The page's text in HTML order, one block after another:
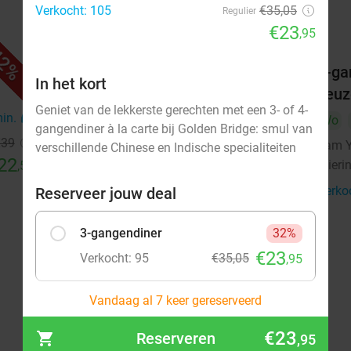
directions_car
,50
High Bubbles voor 2 bij Fletcher
Hotels
Fletcher Hotels
Verkocht: 785
€32,50
3-
Wo
Verkocht: 105
Regulier €35,05
€23,95
In het kort
Geniet van de lekkerste gerechten met een 3- of 4-
gangendiner à la carte bij Golden Bridge: smul van
verschillende Chinese en Indische specialiteiten
Reserveer jouw deal
3-gangendiner
32%
Verkocht: 95
€35,05 €23,95
4-gangendiner
36%
Verkocht: 10
€41,40 €26,50
Vandaag al 7 keer gereserveerd
Reserveren €23,95